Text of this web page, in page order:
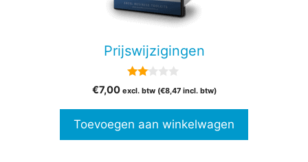
Prijswijzigingen
van
€7,00 excl. btw (€8,47incl. btw)
Toevoegen aan winkelwagen